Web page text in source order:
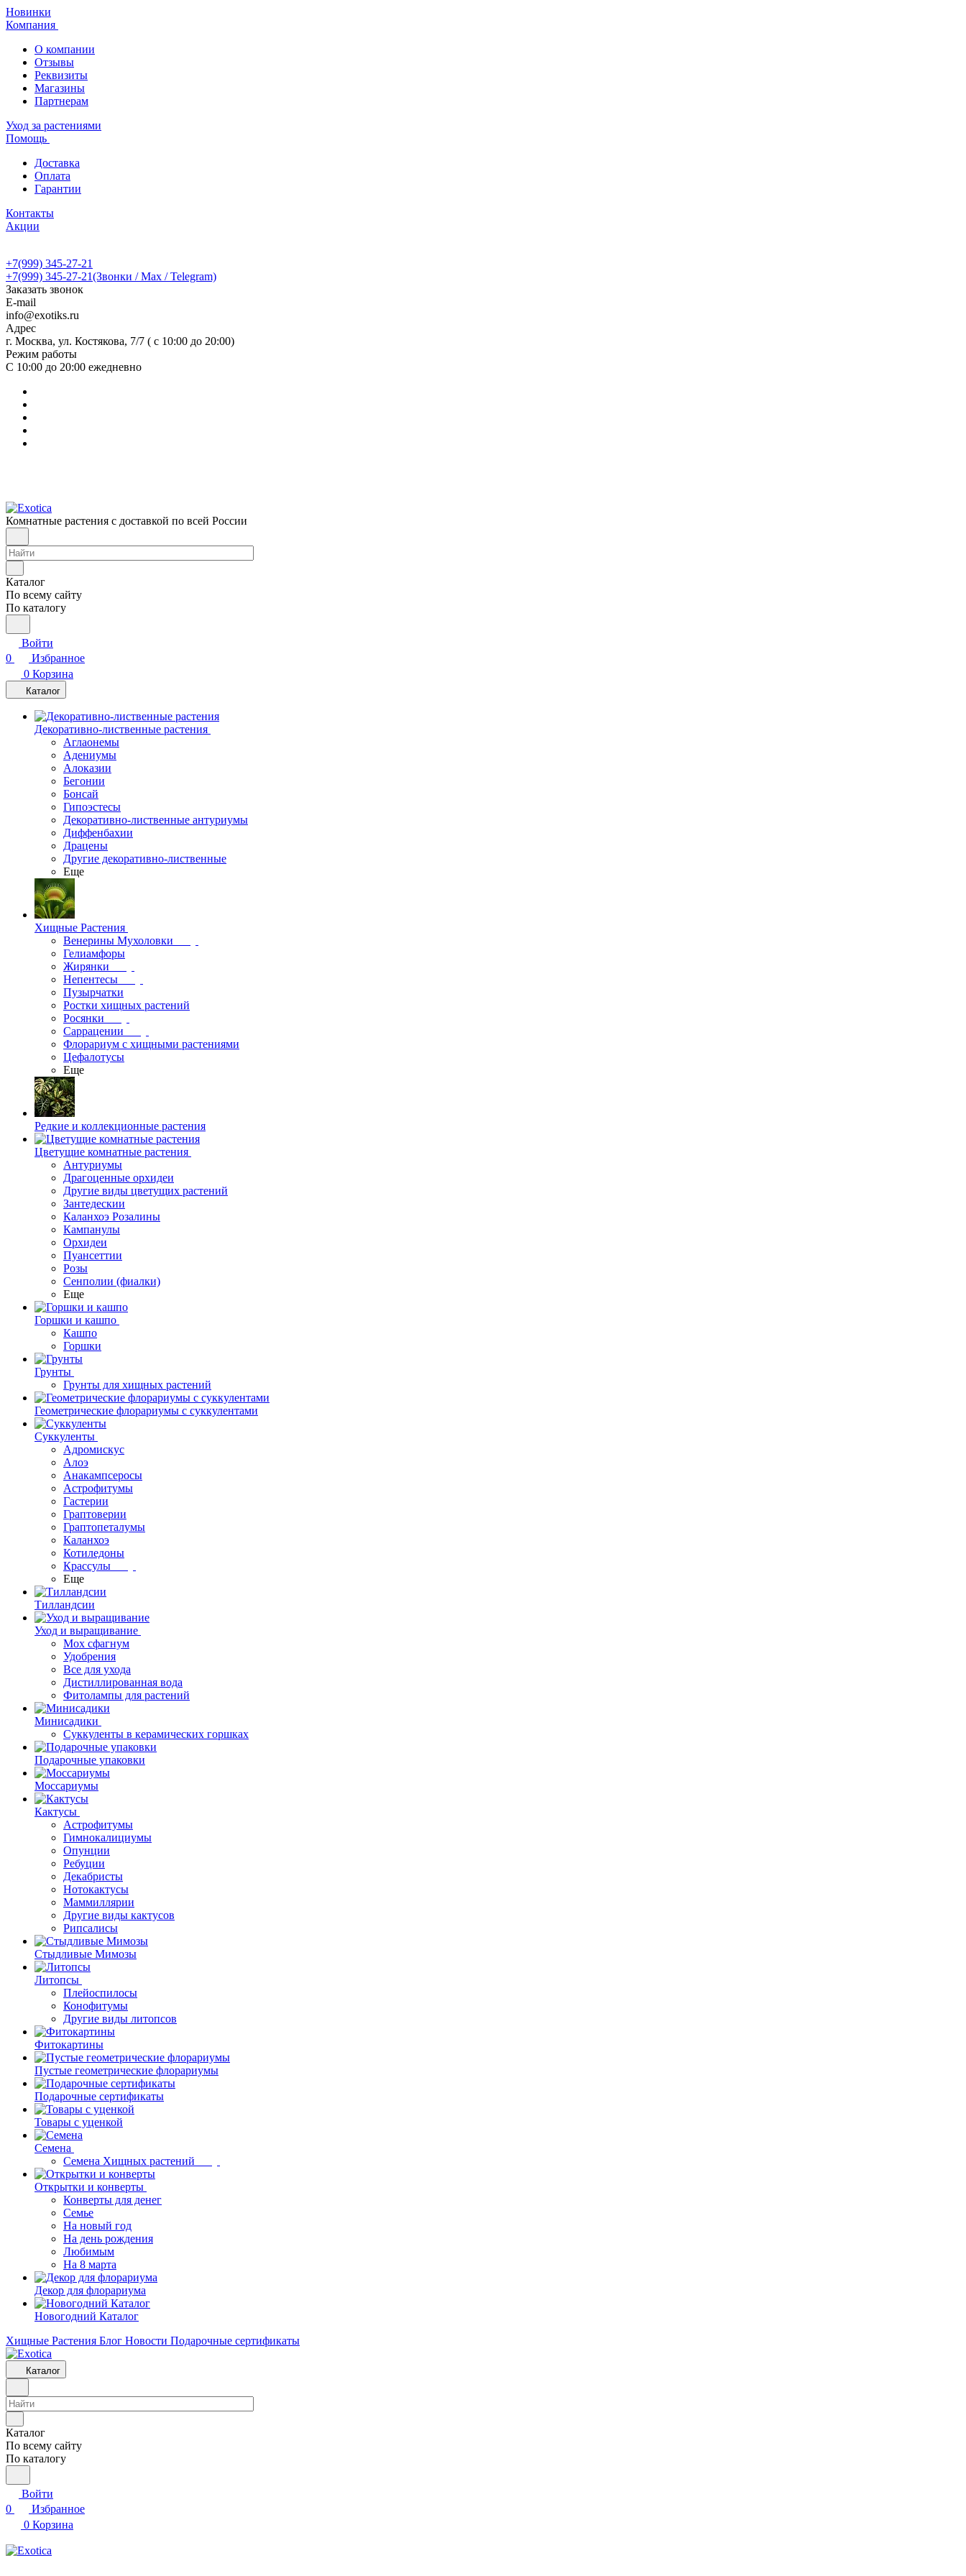
Новинки
Компания
О компании
Отзывы
Реквизиты
Магазины
Партнерам
Уход за растениями
Помощь
Доставка
Оплата
Гарантии
Контакты
Акции
+7(999) 345-27-21
+7(999) 345-27-21(Звонки / Max / Telegram)
Заказать звонок
E-mail
info@exotiks.ru
Адрес
г. Москва, ул. Костякова, 7/7 ( с 10:00 до 20:00)
Режим работы
С 10:00 до 20:00 ежедневно
Комнатные растения с доставкой по всей России
Каталог
По всему сайту
По каталогу
Войти
0
Избранное
0 Корзина
Каталог
Декоративно-лиственные растения
Аглаонемы
Адениумы
Алоказии
Бегонии
Бонсай
Гипоэстесы
Декоративно-лиственные антуриумы
Диффенбахии
Драцены
Другие декоративно-лиственные
Еще
Хищные Растения
Венерины Мухоловки
Гелиамфоры
Жирянки
Непентесы
Пузырчатки
Ростки хищных растений
Росянки
Саррацении
Флорариум с хищными растениями
Цефалотусы
Еще
Редкие и коллекционные растения
Цветущие комнатные растения
Антуриумы
Драгоценные орхидеи
Другие виды цветущих растений
Зантедескии
Каланхоэ Розалины
Кампанулы
Орхидеи
Пуансеттии
Розы
Сенполии (фиалки)
Еще
Горшки и кашпо
Кашпо
Горшки
Грунты
Грунты для хищных растений
Геометрические флорариумы с суккулентами
Суккуленты
Адромискус
Алоэ
Анакампсеросы
Астрофитумы
Гастерии
Граптоверии
Граптопеталумы
Каланхоэ
Котиледоны
Крассулы
Еще
Тилландсии
Уход и выращивание
Мох сфагнум
Удобрения
Все для ухода
Дистиллированная вода
Фитолампы для растений
Минисадики
Суккуленты в керамических горшках
Подарочные упаковки
Моссариумы
Кактусы
Астрофитумы
Гимнокалициумы
Опунции
Ребуции
Декабристы
Нотокактусы
Маммиллярии
Другие виды кактусов
Рипсалисы
Стыдливые Мимозы
Литопсы
Плейоспилосы
Конофитумы
Другие виды литопсов
Фитокартины
Пустые геометрические флорариумы
Подарочные сертификаты
Товары с уценкой
Семена
Семена Хищных растений
Открытки и конверты
Конверты для денег
Семье
На новый год
На день рождения
Любимым
На 8 марта
Декор для флорариума
Новогодний Каталог
Хищные Растения Блог Новости Подарочные сертификаты
Каталог
Каталог
По всему сайту
По каталогу
Войти
0
Избранное
0 Корзина